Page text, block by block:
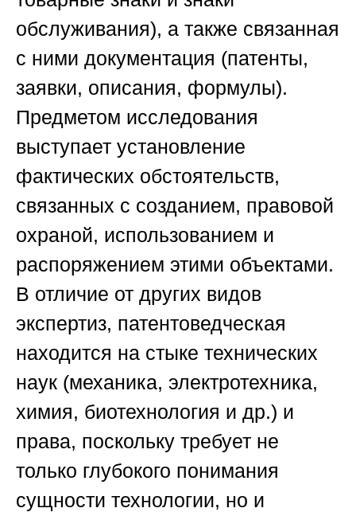
обслуживания), а также связанная
с ними документация (патенты,
заявки, описания, формулы).
Предметом исследования
выступает установление
фактических обстоятельств,
связанных с созданием, правовой
охраной, использованием и
распоряжением этими объектами.
В отличие от других видов
экспертиз, патентоведческая
находится на стыке технических
наук (механика, электротехника,
химия, биотехнология и др.) и
права, поскольку требует не
только глубокого понимания
сущности технологии, но и